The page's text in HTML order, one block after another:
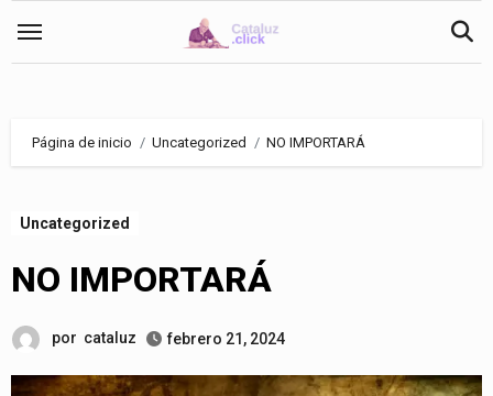
Página de inicio Uncategorized NO IMPORTARÁ
Uncategorized
NO IMPORTARÁ
por cataluz febrero 21, 2024